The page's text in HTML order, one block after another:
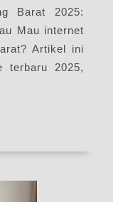
Barat 2025:
Mau internet
Artikel ini
terbaru 2025,